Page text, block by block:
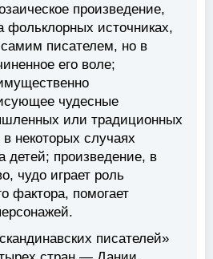
произведение,
фольклорных источниках,
писателем, но в
его воле;
чудесные
или традиционных
некоторых случаях
детей; произведение, в
чудо играет роль
фактора, помогает
писателей»